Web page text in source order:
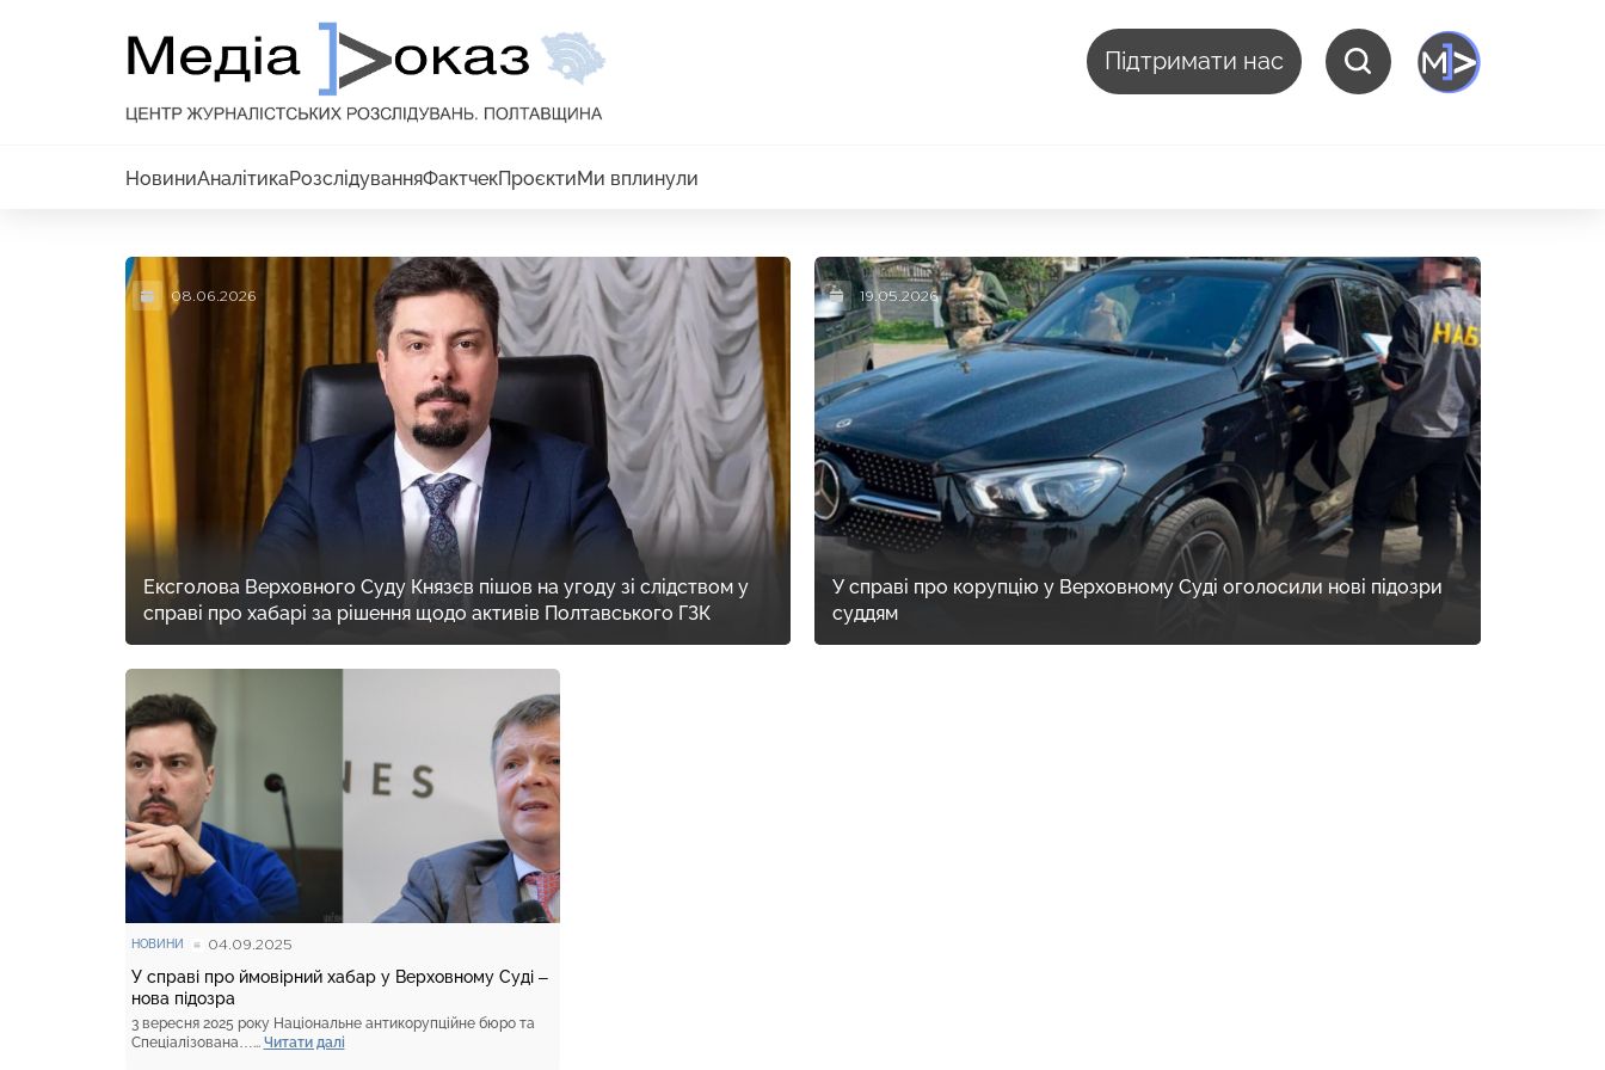
Підтримати нас
НовиниАналітикаРозслідуванняФактчекПроєктиМи вплинули
08.06.2026
Ексголова Верховного Суду Князєв пішов на угоду зі слідством у
справі про хабарі за рішення щодо активів Полтавського ГЗК
19.05.2026
У справі про корупцію у Верховному Суді оголосили нові підозри
суддям
НОВИНИ 04.09.2025
У справі про ймовірний хабар у Верховному Суді –
нова підозра
3 вересня 2025 року Національне антикорупційне бюро та
Спеціалізована…... Читати далі